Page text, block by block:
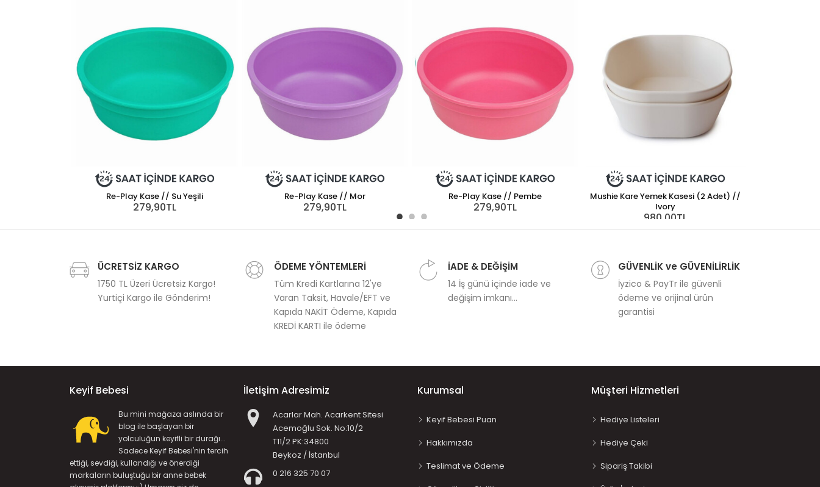
Re-Play Kase // Su Yeşili
279,90TL
Re-Play Kase // Mor
279,90TL
Re-Play Kase // Pembe
279,90TL
Mushie Kare Yemek Kasesi (2 Adet) //
Ivory
980,00TL
Mushie
ÜCRETSİZ KARGO
1750 TL Üzeri Ücretsiz Kargo!
Yurtiçi Kargo ile Gönderim!
ÖDEME YÖNTEMLERİ
Tüm Kredi Kartlarına 12'ye
Varan Taksit, Havale/EFT ve
Kapıda NAKİT Ödeme, Kapıda
KREDİ KARTI ile ödeme
İADE & DEĞİŞİM
14 İş günü içinde iade ve
değişim imkanı...
GÜVENLİK ve GÜVENİLİRLİK
İyzico & PayTr ile güvenli
ödeme ve orijinal ürün
garantisi
Keyif Bebesi
Bu mini mağaza aslında bir
blog ile başlayan bir
yolculuğun keyifli bir durağı...
Sadece Keyif Bebesi'nin tercih
ettiği, sevdiği, kullandığı ve önerdiği
markaların buluştuğu bir anne bebek
İletişim Adresimiz
Acarlar Mah. Acarkent Sitesi
Acemoğlu Sok. No:10/2
T11/2 PK:34800
Beykoz / İstanbul
0 216 325 70 07
Kurumsal
Keyif Bebesi Puan
Hakkımızda
Teslimat ve Ödeme
Müşteri Hizmetleri
Hediye Listeleri
Hediye Çeki
Sipariş Takibi